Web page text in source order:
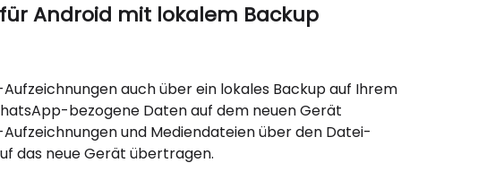
Android mit lokalem Backup
auch über ein lokales Backup auf Ihrem
bezogene Daten auf dem neuen Gerät
und Mediendateien über den Datei-
das neue Gerät übertragen.